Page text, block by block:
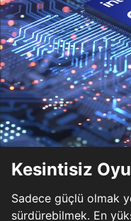
Kesintisiz
Sadece güçlü olmak
sürdürebilmek. En